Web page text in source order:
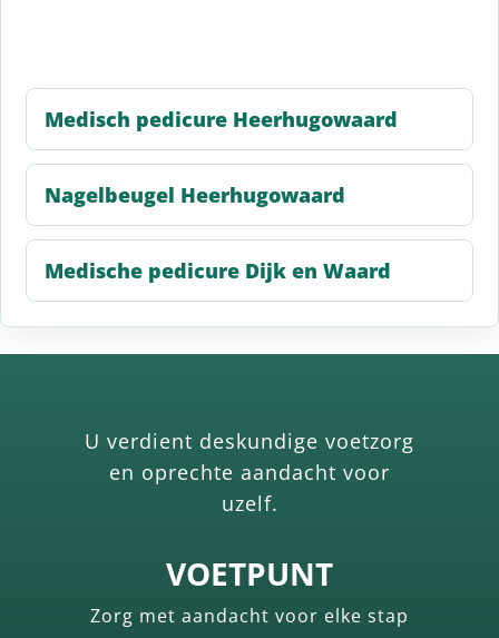
Medisch pedicure Heerhugowaard
Nagelbeugel Heerhugowaard
Medische pedicure Dijk en Waard
U verdient deskundige voetzorg
en oprechte aandacht voor
uzelf.
VOETPUNT
Zorg met aandacht voor elke stap